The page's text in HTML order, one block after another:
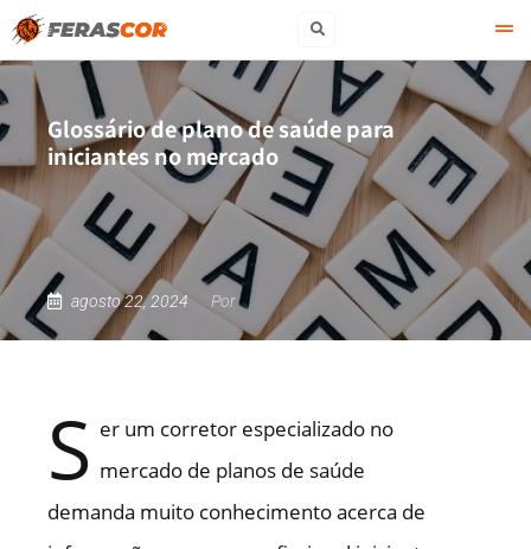
Glossário de plano de saúde para
iniciantes no mercado
agosto 22, 2024 Por
S er um corretor especializado no
mercado de planos de saúde
demanda muito conhecimento acerca de